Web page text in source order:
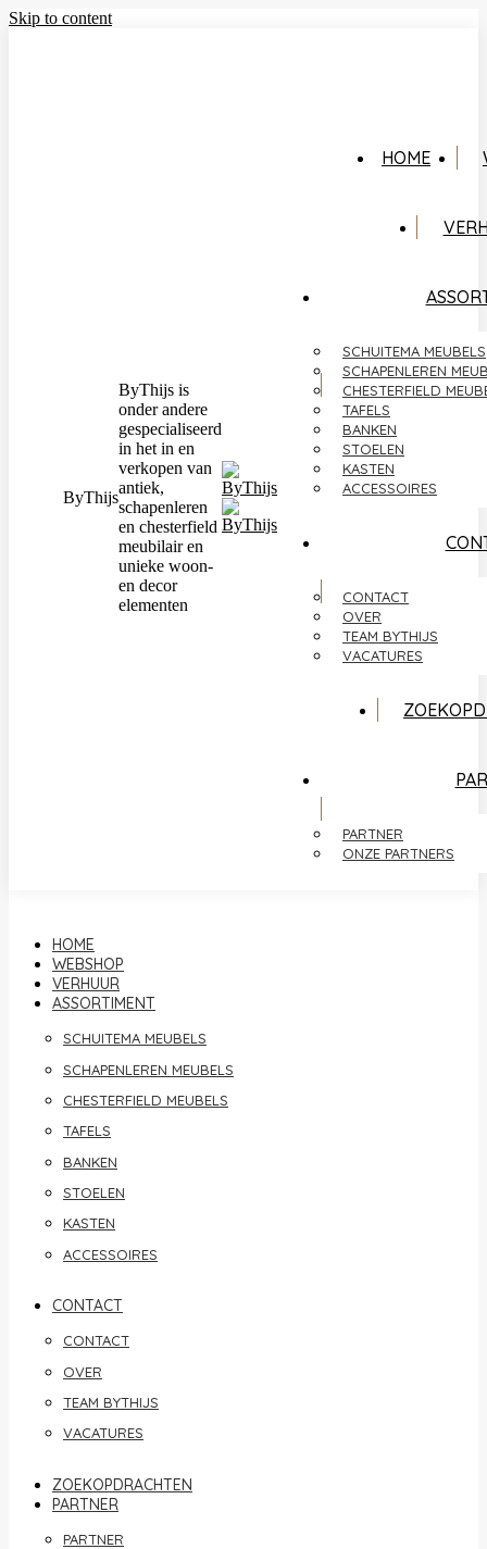
Skip to content
ByThijs
ByThijs is
onder andere
gespecialiseerd
in het in en
verkopen van
antiek,
schapenleren
en chesterfield
meubilair en
unieke woon-
en decor
elementen
HOME
SCHUITEMA MEUBELS
SCHAPENLEREN
CHESTERFIELD
TAFELS
BANKEN
STOELEN
KASTEN
ACCESSOIRES
CONTACT
OVER
TEAM BYTHIJS
VACATURES
PARTNER
ONZE PARTNERS
HOME
WEBSHOP
VERHUUR
ASSORTIMENT
SCHUITEMA MEUBELS
SCHAPENLEREN MEUBELS
CHESTERFIELD MEUBELS
TAFELS
BANKEN
STOELEN
KASTEN
ACCESSOIRES
CONTACT
CONTACT
OVER
TEAM BYTHIJS
VACATURES
ZOEKOPDRACHTEN
PARTNER
PARTNER